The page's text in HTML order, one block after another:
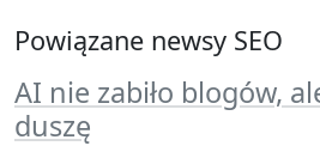
Powiązane newsy SEO
AI nie zabiło blogów,
duszę